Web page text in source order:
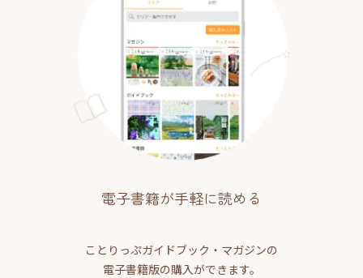
電子書籍が手軽に読める
ことりっぷガイドブック・マガジンの
電子書籍版の購入ができます。